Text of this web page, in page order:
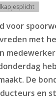
voor
met
De
en